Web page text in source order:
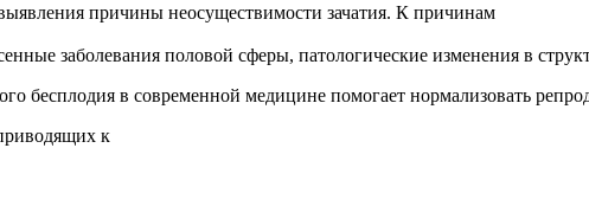
причины неосуществимости зачатия. К причинам
заболевания половой сферы, патологические изменения в
бесплодия в современной медицине помогает нормализовать
к